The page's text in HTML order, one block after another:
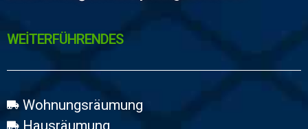
WEİTERFÜHRENDES
Wohnungsräumung
Hausräumung